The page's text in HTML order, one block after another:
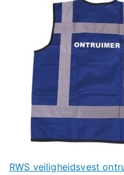
RWS veiligheidsvest